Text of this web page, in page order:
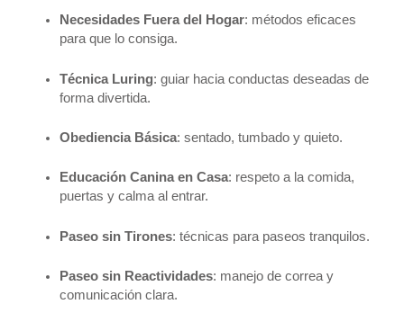
Necesidades Fuera del Hogar: métodos eficaces
para que lo consiga.
Técnica Luring: guiar hacia conductas deseadas de
forma divertida.
Obediencia Básica: sentado, tumbado y quieto.
Educación Canina en Casa: respeto a la comida,
puertas y calma al entrar.
Paseo sin Tirones: técnicas para paseos tranquilos.
Paseo sin Reactividades: manejo de correa y
comunicación clara.